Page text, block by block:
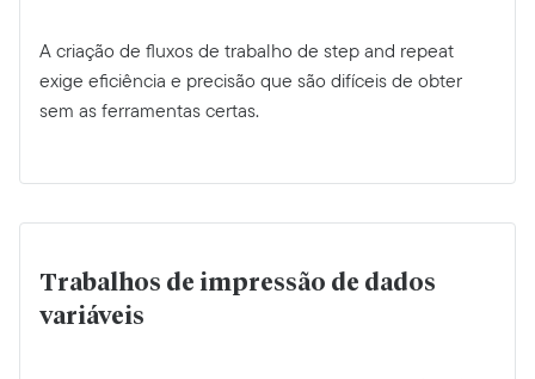
A criação de fluxos de trabalho de step and repeat
exige eficiência e precisão que são difíceis de obter
sem as ferramentas certas.
Trabalhos de impressão de dados
variáveis